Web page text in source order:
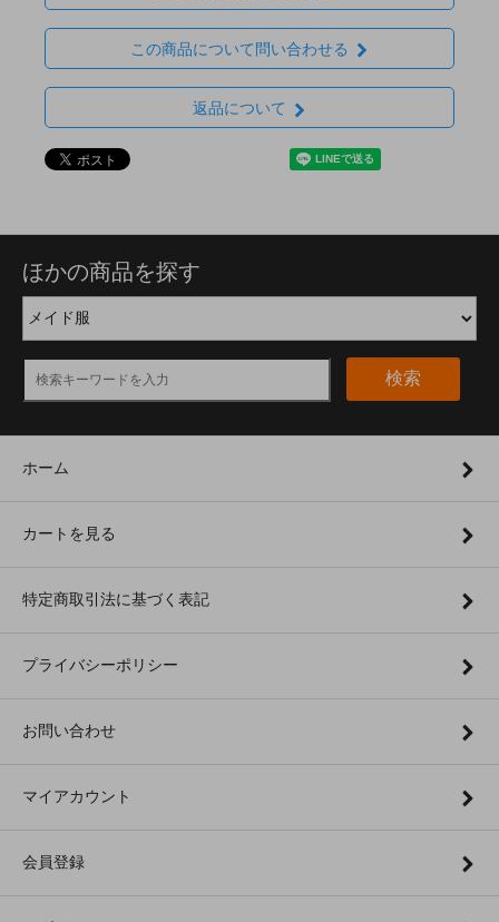
この商品について問い合わせる
返品について
ほかの商品を探す
検索
ホーム
カートを見る
特定商取引法に基づく表記
プライバシーポリシー
お問い合わせ
マイアカウント
会員登録